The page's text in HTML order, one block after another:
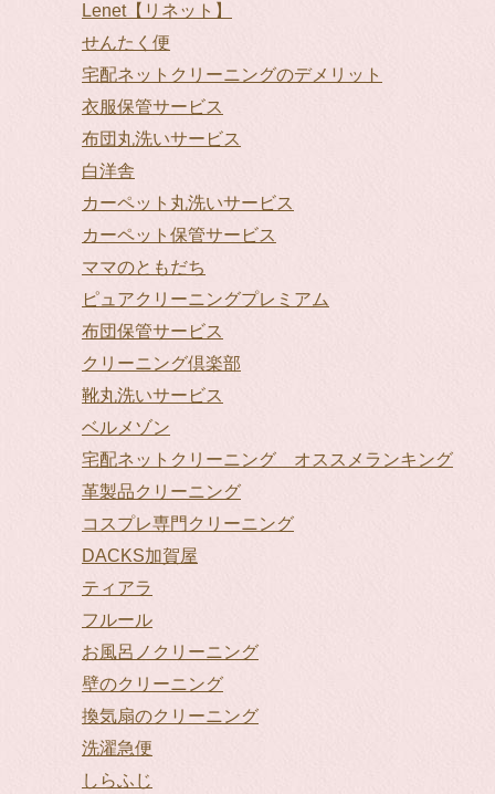
Lenet【リネット】
せんたく便
宅配ネットクリーニングのデメリット
衣服保管サービス
布団丸洗いサービス
白洋舎
カーペット丸洗いサービス
カーペット保管サービス
ママのともだち
ピュアクリーニングプレミアム
布団保管サービス
クリーニング倶楽部
靴丸洗いサービス
ベルメゾン
宅配ネットクリーニング オススメランキング
革製品クリーニング
コスプレ専門クリーニング
DACKS加賀屋
ティアラ
フルール
お風呂ノクリーニング
壁のクリーニング
換気扇のクリーニング
洗濯急便
しらふじ